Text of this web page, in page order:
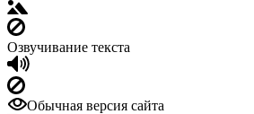
Озвучивание текста
Обычная версия сайта